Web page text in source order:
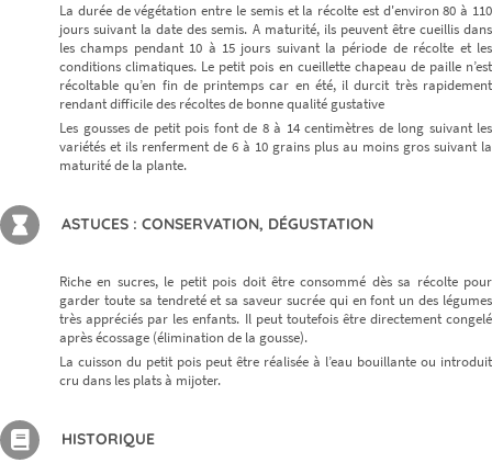
La durée de végétation entre le semis et la récolte est d'environ 80 à 110
jours suivant la date des semis. A maturité, ils peuvent être cueillis dans
les champs pendant 10 à 15 jours suivant la période de récolte et les
conditions climatiques. Le petit pois en cueillette chapeau de paille n’est
récoltable qu’en fin de printemps car en été, il durcit très rapidement
rendant difficile des récoltes de bonne qualité gustative
Les gousses de petit pois font de 8 à 14 centimètres de long suivant les
variétés et ils renferment de 6 à 10 grains plus au moins gros suivant la
maturité de la plante.
ASTUCES : CONSERVATION, DÉGUSTATION
Riche en sucres, le petit pois doit être consommé dès sa récolte pour
garder toute sa tendreté et sa saveur sucrée qui en font un des légumes
très appréciés par les enfants. Il peut toutefois être directement congelé
après écossage (élimination de la gousse).
La cuisson du petit pois peut être réalisée à l’eau bouillante ou introduit
cru dans les plats à mijoter.
HISTORIQUE